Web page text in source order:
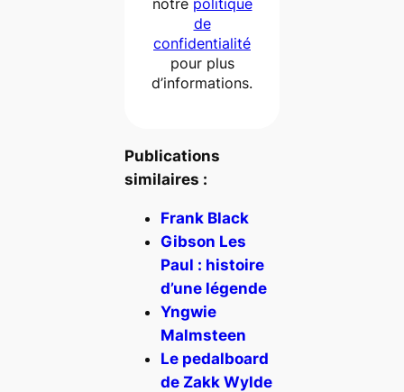
de
confidentialité
pour plus
d’informations.
Publications
similaires :
Frank Black
Gibson Les
Paul : histoire
d’une légende
Yngwie
Malmsteen
Le pedalboard
de Zakk Wylde